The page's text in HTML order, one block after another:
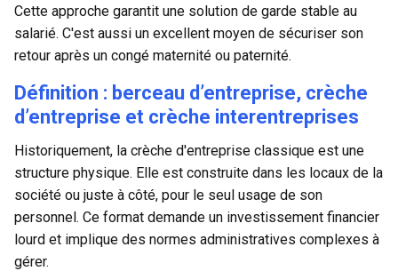
Cette approche garantit une solution de garde stable au
salarié. C'est aussi un excellent moyen de sécuriser son
retour après un congé maternité ou paternité.
Définition : berceau d’entreprise, crèche
d’entreprise et crèche interentreprises
Historiquement, la crèche d'entreprise classique est une
structure physique. Elle est construite dans les locaux de la
société ou juste à côté, pour le seul usage de son
personnel. Ce format demande un investissement financier
lourd et implique des normes administratives complexes à
gérer.